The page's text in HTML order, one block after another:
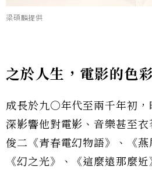
梁碩麟提供
之於人生，電影的色
成長於九○年代至兩千年初，
深影響他對電影、音樂甚至
俊二《青春電幻物語》、《
《幻之光》、《這麼遠那麼